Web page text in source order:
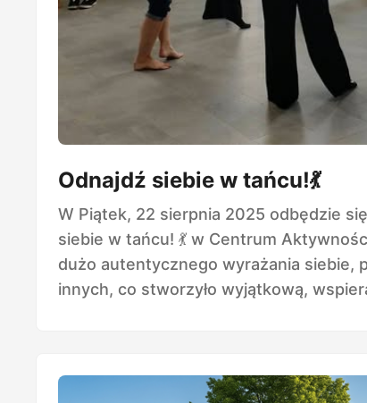
Odnajdź siebie w tańcu!💃
W Piątek, 22 sierpnia 2025 odbędzie
siebie w tańcu! 💃 w Centrum
dużo autentycznego wyrażania siebie,
innych, co stworzyło wyjątkową,